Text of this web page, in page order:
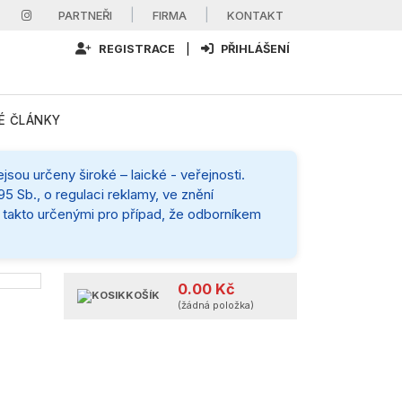
PARTNEŘI FIRMA KONTAKT
REGISTRACE PŘIHLÁŠENÍ
ČLÁNKY
určeny široké – laické - veřejnosti.
Sb., o regulaci reklamy, ve znění
určenými pro případ, že odborníkem
KOŠÍK 0.00 Kč
(žádná položka)